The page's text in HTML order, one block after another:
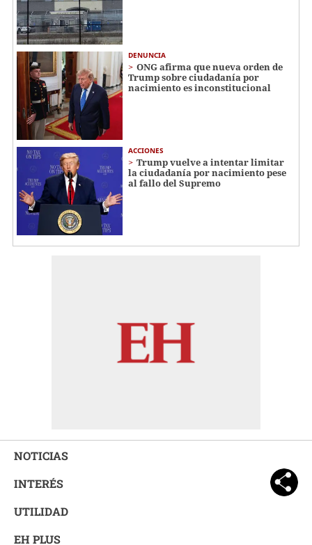
DENUNCIA
ONG afirma que nueva orden de
Trump sobre ciudadanía por
nacimiento es inconstitucional
ACCIONES
Trump vuelve a intentar limitar
la ciudadanía por nacimiento pese
al fallo del Supremo
NOTICIAS
INTERÉS
UTILIDAD
EH PLUS